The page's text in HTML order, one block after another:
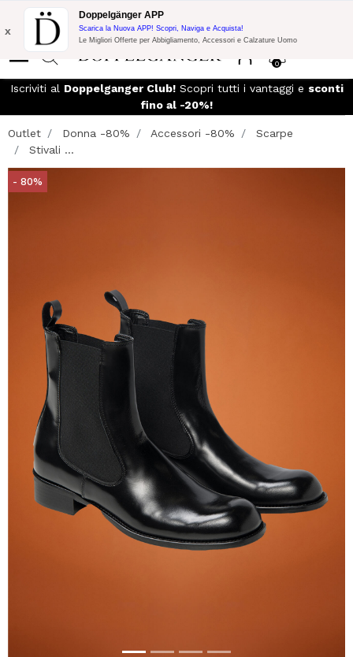
Promo Flash:
10% di Extra Sconto su 300£ di Acquisto con codice:
DOPPEL300
0
x
Doppelgänger APP
Scarica la Nuova APP! Scopri, Naviga e Acquista!
Le Migliori Offerte per Abbigliamento, Accessori e Calzature Uomo
Iscriviti al Doppelganger Club!Scopri tutti i vantaggi e sconti
fino al -20%!
Outlet Donna -80% Accessori -80%
Scarpe
Stivali ...
- 80%